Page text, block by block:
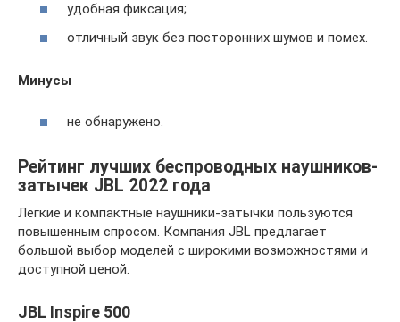
удобная фиксация;
отличный звук без посторонних шумов и помех.
Минусы
не обнаружено.
Рейтинг лучших беспроводных наушников-
затычек JBL 2022 года
Легкие и компактные наушники-затычки пользуются
повышенным спросом. Компания JBL предлагает
большой выбор моделей с широкими возможностями и
доступной ценой.
JBL Inspire 500